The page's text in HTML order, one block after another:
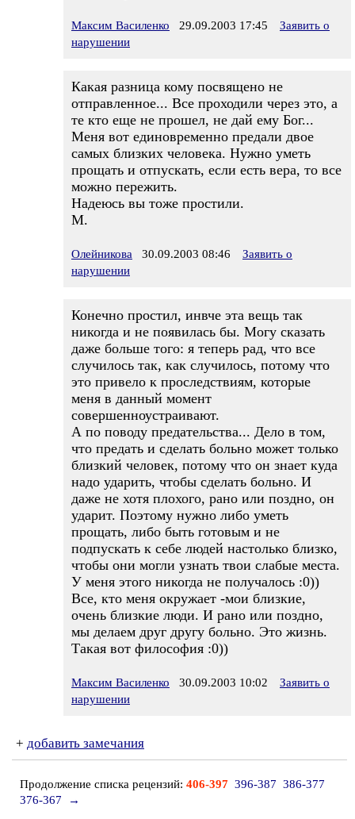
Максим Василенко 29.09.2003 17:45
Заявить о
нарушении
Какая разница кому посвящено не
отправленное... Все проходили через это, а
те кто еще не прошел, не дай ему Бог...
Меня вот единовременно предали двое
самых близких человека. Нужно уметь
прощать и отпускать, если есть вера, то все
можно пережить.
Надеюсь вы тоже простили.
М.
Олейникова 30.09.2003 08:46
Заявить о
нарушении
Конечно простил, инвче эта вещь так
никогда и не появилась бы. Могу сказать
даже больше того: я теперь рад, что все
случилось так, как случилось, потому что
это привело к проследствиям, которые
меня в данный момент
совершенноустраивают.
А по поводу предательства... Дело в том,
что предать и сделать больно может только
близкий человек, потому что он знает куда
надо ударить, чтобы сделать больно. И
даже не хотя плохого, рано или поздно, он
ударит. Поэтому нужно либо уметь
прощать, либо быть готовым и не
подпускать к себе людей настолько близко,
чтобы они могли узнать твои слабые места.
У меня этого никогда не получалось :0))
Все, кто меня окружает -мои близкие,
очень близкие люди. И рано или поздно,
мы делаем друг другу больно. Это жизнь.
Такая вот философия :0))
Максим Василенко 30.09.2003 10:02
Заявить о
нарушении
+ добавить замечания
Продолжение списка рецензий: 406-397 396-387 386-377
376-367
→